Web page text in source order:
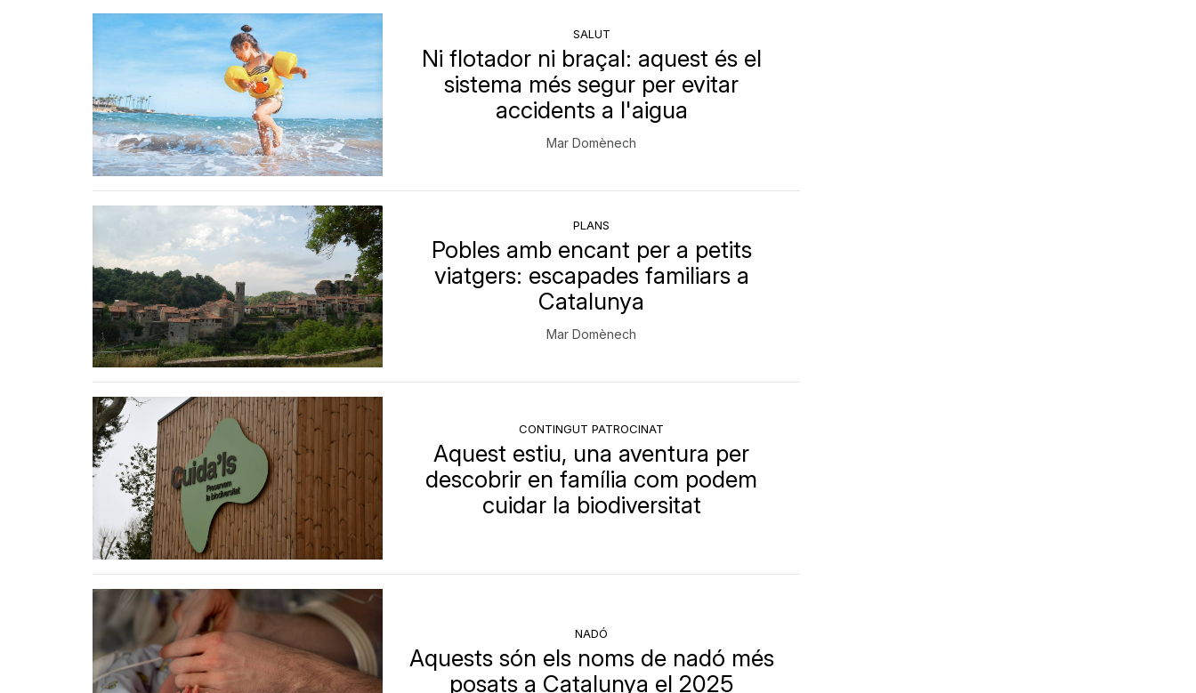
SALUT
Ni flotador ni braçal: aquest és el
sistema més segur per evitar
accidents a l'aigua
Mar Domènech
PLANS
Pobles amb encant per a petits
viatgers: escapades familiars a
Catalunya
Mar Domènech
CONTINGUT PATROCINAT
Aquest estiu, una aventura per
descobrir en família com podem
cuidar la biodiversitat
NADÓ
Aquests són els noms de nadó més
posats a Catalunya el 2025